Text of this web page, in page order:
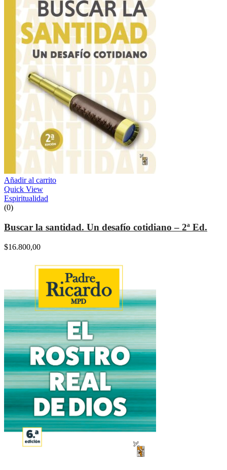
Añadir al carrito
Quick View
Espiritualidad
(0)
Buscar la santidad. Un desafío cotidiano – 2ª Ed.
$16.800,00